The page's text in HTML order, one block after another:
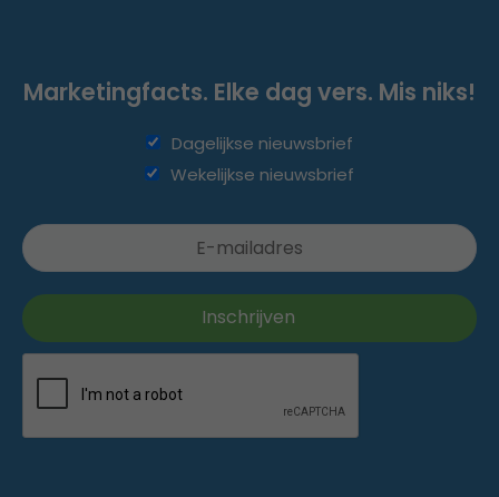
Marketingfacts. Elke dag vers. Mis niks!
Dagelijkse nieuwsbrief
Wekelijkse nieuwsbrief